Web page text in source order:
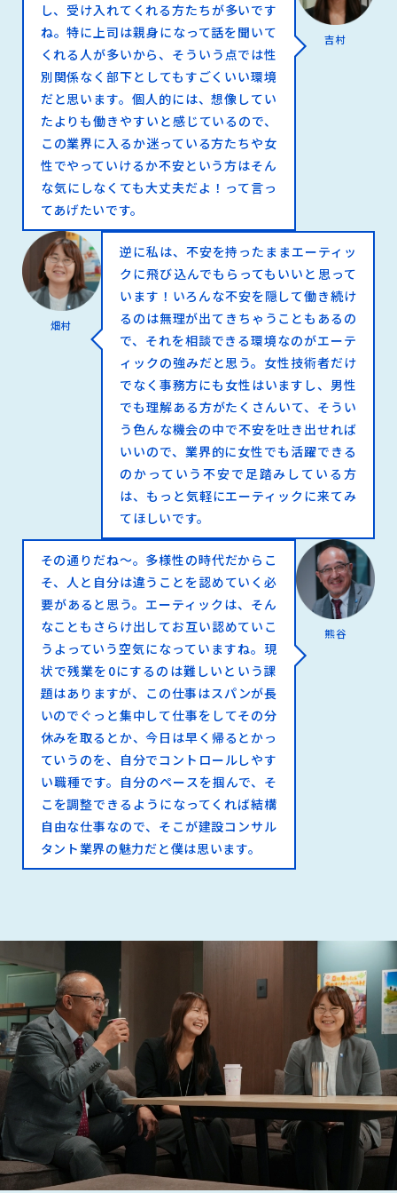
吉村
し、受け入れてくれる方たちが多いです
ね。特に上司は親身になって話を聞いて
くれる人が多いから、そういう点では性
別関係なく部下としてもすごくいい環境
だと思います。個人的には、想像してい
たよりも働きやすいと感じているので、
この業界に入るか迷っている方たちや女
性でやっていけるか不安という方はそん
な気にしなくても大丈夫だよ！って言っ
てあげたいです。
畑村
逆に私は、不安を持ったままエーティッ
クに飛び込んでもらってもいいと思って
います！いろんな不安を隠して働き続け
るのは無理が出てきちゃうこともあるの
で、それを相談できる環境なのがエーテ
ィックの強みだと思う。女性技術者だけ
でなく事務方にも女性はいますし、男性
でも理解ある方がたくさんいて、そうい
う色んな機会の中で不安を吐き出せれば
いいので、業界的に女性でも活躍できる
のかっていう不安で足踏みしている方
は、もっと気軽にエーティックに来てみ
てほしいです。
熊谷
その通りだね～。多様性の時代だからこ
そ、人と自分は違うことを認めていく必
要があると思う。エーティックは、そん
なこともさらけ出してお互い認めていこ
うよっていう空気になっていますね。現
状で残業を0にするのは難しいという課
題はありますが、この仕事はスパンが長
いのでぐっと集中して仕事をしてその分
休みを取るとか、今日は早く帰るとかっ
ていうのを、自分でコントロールしやす
い職種です。自分のペースを掴んで、そ
こを調整できるようになってくれば結構
自由な仕事なので、そこが建設コンサル
タント業界の魅力だと僕は思います。